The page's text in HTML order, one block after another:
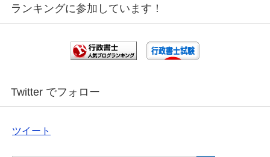
ランキングに参加しています！
Twitter でフォロー
ツイート